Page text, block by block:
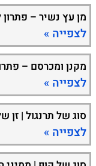
מן עץ נשיר –
לצפייה »
מקנן ומכרסם –
לצפייה »
סוג של תרנגול |
לצפייה »